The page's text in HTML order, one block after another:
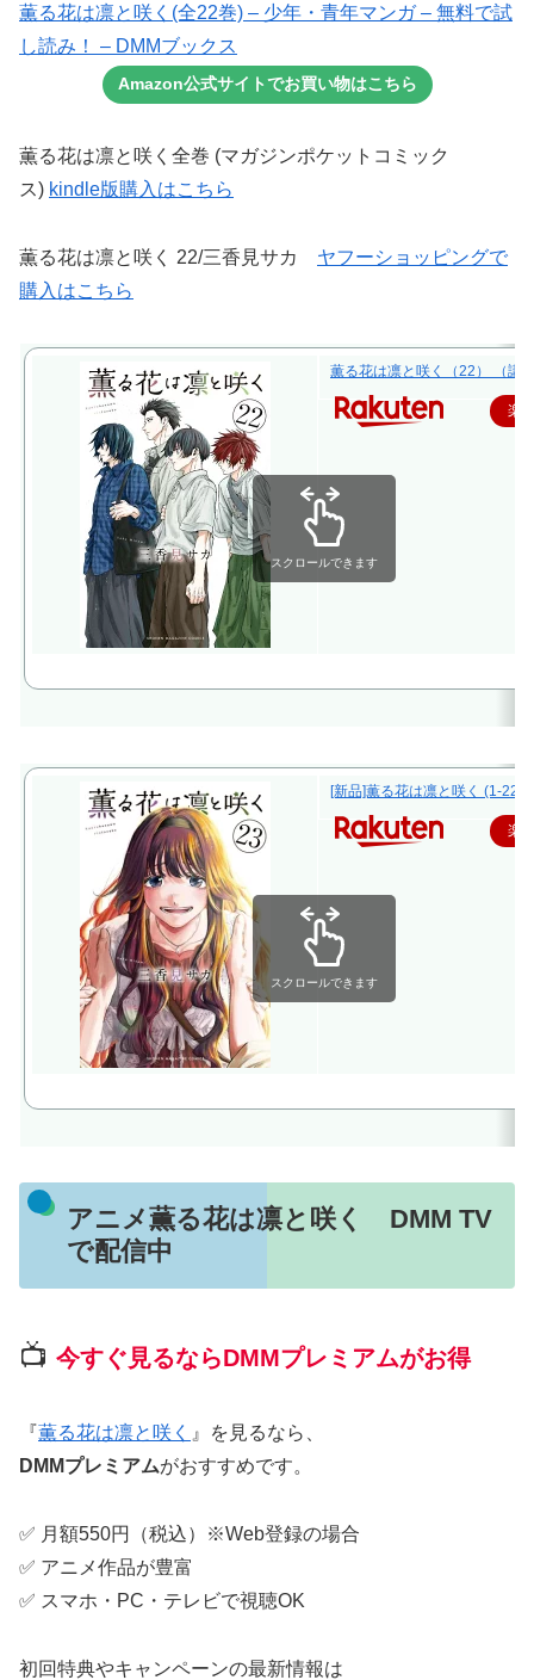
薫る花は凛と咲く(全22巻) – 少年・青年マンガ – 無料で試
し読み！ – DMMブックス
Amazon公式サイトでお買い物はこちら
薫る花は凛と咲く全巻 (マガジンポケットコミック
ス) kindle版購入はこちら
薫る花は凛と咲く 22/三香見サカ ヤフーショッピングで
購入はこちら
薫る花は凛と咲く（22） （講
楽
スクロールできます
[新品]薫る花は凛と咲く (1-22
楽
スクロールできます
アニメ薫る花は凛と咲く DMM TV
で配信中
📺 今すぐ見るならDMMプレミアムがお得
『薫る花は凛と咲く 』を見るなら、
DMMプレミアムがおすすめです。
✅ 月額550円（税込）※Web登録の場合
✅ アニメ作品が豊富
✅ スマホ・PC・テレビで視聴OK
初回特典やキャンペーンの最新情報は